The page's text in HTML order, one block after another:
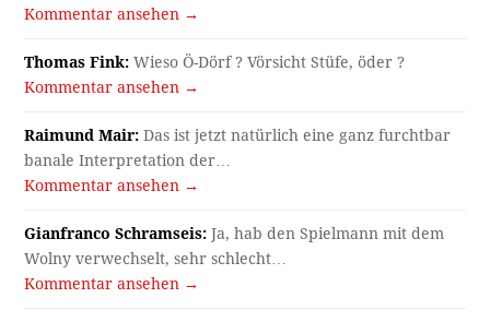
Kommentar ansehen →
Thomas Fink: Wieso Ö-Dörf ? Vörsicht Stüfe, öder ?
Kommentar ansehen →
Raimund Mair: Das ist jetzt natürlich eine ganz furchtbar
banale Interpretation der…
Kommentar ansehen →
Gianfranco Schramseis: Ja, hab den Spielmann mit dem
Wolny verwechselt, sehr schlecht…
Kommentar ansehen →